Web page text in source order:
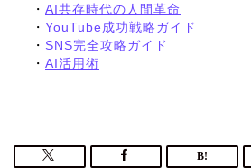
・ AI共存時代の人間革命
・ YouTube成功戦略ガイド
・ SNS完全攻略ガイド
・ AI活用術